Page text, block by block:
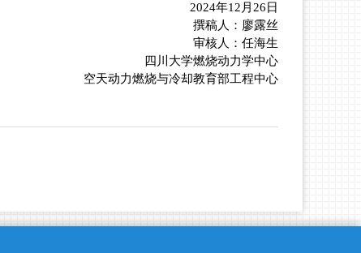
2024年12月26日
撰稿人：廖露丝
审核人：任海生
四川大学燃烧动力学中心
空天动力燃烧与冷却教育部工程中心